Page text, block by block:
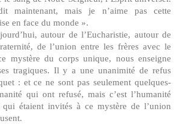
maintenant, mais je n’aime pas cette
en face du monde ».
autour de l’Eucharistie, autour de
de l’union entre les frères avec le
mystère du corps unique, nous enseigne
tragiques. Il y a une unanimité de refus
: et ce ne sont pas seulement quelques-
qui ont refusé, mais c’est l’humanité
qui étaient invités à ce mystère de l’union